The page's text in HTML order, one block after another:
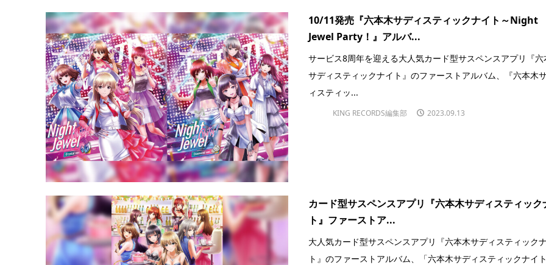
10/11発売『六本木サディスティックナイト～Night
Jewel Party！』アルバ...
サービス8周年を迎える大人気カード型サスペンスアプリ『六
サディスティックナイト』のファーストアルバム、『六本木
ィスティッ...
KING RECORDS編集部 2023.09.13
カード型サスペンスアプリ『六本木サディスティック
ト』ファーストア...
大人気カード型サスペンスアプリ『六本木サディスティック
ト』のファーストアルバム、「六本木サディスティックナイ